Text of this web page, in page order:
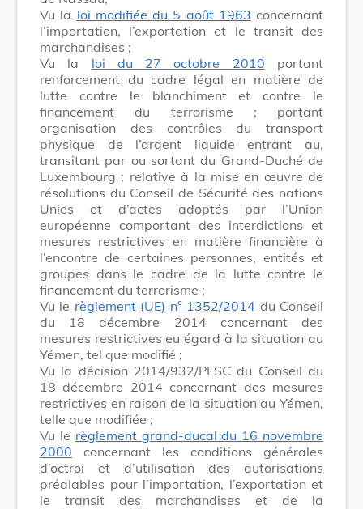
Vu la loi modifiée du 5 août 1963 concernant
l’importation, l’exportation et le transit des
marchandises ;
Vu la loi du 27 octobre 2010 portant
renforcement du cadre légal en matière de
lutte contre le blanchiment et contre le
financement du terrorisme ; portant
organisation des contrôles du transport
physique de l’argent liquide entrant au,
transitant par ou sortant du Grand-Duché de
Luxembourg ; relative à la mise en œuvre de
résolutions du Conseil de Sécurité des nations
Unies et d’actes adoptés par l’Union
européenne comportant des interdictions et
mesures restrictives en matière financière à
l’encontre de certaines personnes, entités et
groupes dans le cadre de la lutte contre le
financement du terrorisme ;
Vu le règlement (UE) n° 1352/2014 du Conseil
du 18 décembre 2014 concernant des
mesures restrictives eu égard à la situation au
Yémen, tel que modifié ;
Vu la décision 2014/932/PESC du Conseil du
18 décembre 2014 concernant des mesures
restrictives en raison de la situation au Yémen,
telle que modifiée ;
Vu le règlement grand-ducal du 16 novembre
2000 concernant les conditions générales
d’octroi et d’utilisation des autorisations
préalables pour l’importation, l’exportation et
le transit des marchandises et de la